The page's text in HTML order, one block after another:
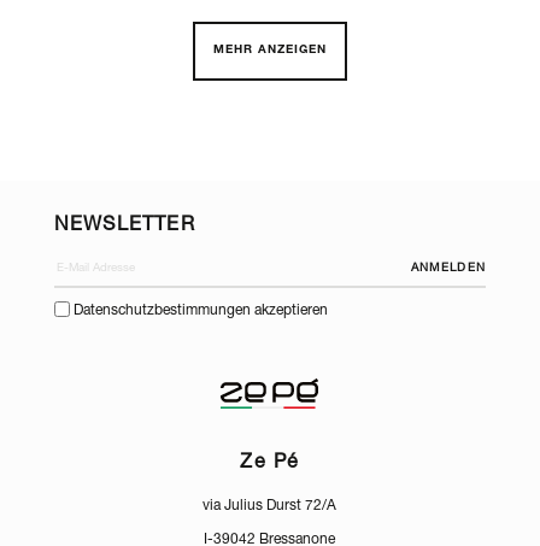
MEHR ANZEIGEN
NEWSLETTER
ANMELDEN
Datenschutzbestimmungen akzeptieren
Ze Pé
via Julius Durst 72/A
I-39042 Bressanone